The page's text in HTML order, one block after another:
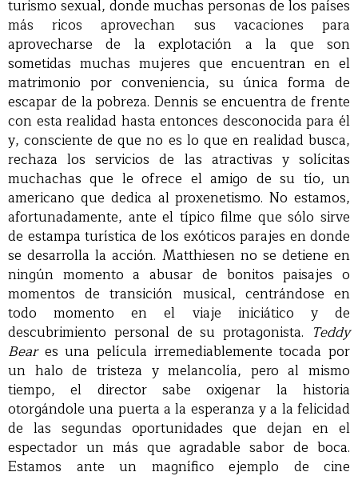
turismo sexual, donde muchas personas de los países
más ricos aprovechan sus vacaciones para
aprovecharse de la explotación a la que son
sometidas muchas mujeres que encuentran en el
matrimonio por conveniencia, su única forma de
escapar de la pobreza. Dennis se encuentra de frente
con esta realidad hasta entonces desconocida para él
y, consciente de que no es lo que en realidad busca,
rechaza los servicios de las atractivas y solícitas
muchachas que le ofrece el amigo de su tío, un
americano que dedica al proxenetismo. No estamos,
afortunadamente, ante el típico filme que sólo sirve
de estampa turística de los exóticos parajes en donde
se desarrolla la acción. Matthiesen no se detiene en
ningún momento a abusar de bonitos paisajes o
momentos de transición musical, centrándose en
todo momento en el viaje iniciático y de
descubrimiento personal de su protagonista. Teddy
Beares una película irremediablemente tocada por
un halo de tristeza y melancolía, pero al mismo
tiempo, el director sabe oxigenar la historia
otorgándole una puerta a la esperanza y a la felicidad
de las segundas oportunidades que dejan en el
espectador un más que agradable sabor de boca.
Estamos ante un magnífico ejemplo de cine